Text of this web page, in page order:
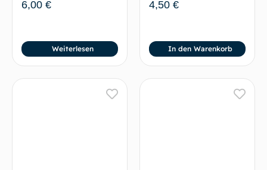
6,00 €
Weiterlesen
4,50 €
In den Warenkorb